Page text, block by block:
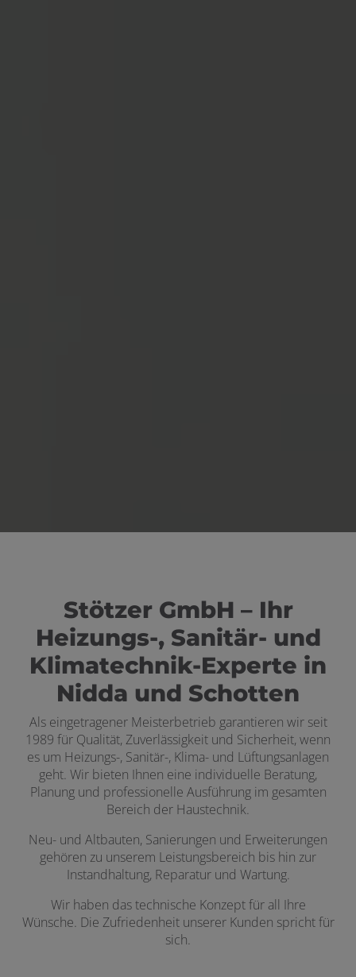
Stötzer GmbH – Ihr
Heizungs-, Sanitär- und
Klimatechnik-Experte in
Nidda und Schotten
Als eingetragener Meisterbetrieb garantieren wir seit
1989 für Qualität, Zuverlässigkeit und Sicherheit, wenn
es um Heizungs-, Sanitär-, Klima- und Lüftungsanlagen
geht. Wir bieten Ihnen eine individuelle Beratung,
Planung und professionelle Ausführung im gesamten
Bereich der Haustechnik.
Neu- und Altbauten, Sanierungen und Erweiterungen
gehören zu unserem Leistungsbereich bis hin zur
Instandhaltung, Reparatur und Wartung.
Wir haben das technische Konzept für all Ihre
Wünsche. Die Zufriedenheit unserer Kunden spricht für
sich.